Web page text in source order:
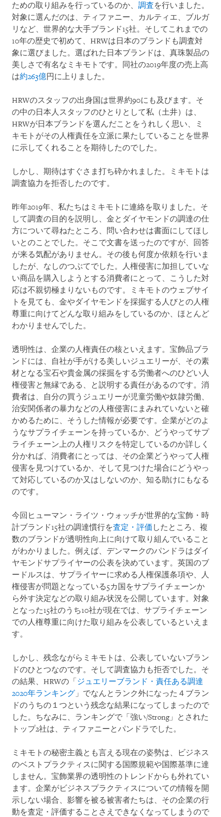
ための取り組みを行っているのか、 調査を行いました。
対象に選んだのは、ティファニー、カルティエ、ブルガ
リなど、世界的な大手ブランド15社。そしてこれまでの
10年の歴史で初めて、HRWは日本のブランドも調査対
象に選びました。選ばれた日本ブランドは、真珠製品の
美しさで有名なミキモトです。同社の2019年度の売上高
は約263億円に上りました。
HRWのスタッフの出身国は世界約90にも及びます。そ
の中の日本人スタッフのひとりとして私（土井）は、
HRWが日本ブランドを選んだことをうれしく思い、ミ
キモトがその人権責任を立派に果たしていることを世界
に示してくれることを期待したのでした。
しかし、期待はすぐさま打ち砕かれました。ミキモトは
調査協力を拒否したのです。
昨年2019年、私たちはミキモトに連絡を取りました。そ
して調査の目的を説明し、金とダイヤモンドの調達の仕
方について尋ねたところ、問い合わせは書面にしてほし
いとのことでした。そこで文書を送ったのですが、回答
が来る気配がありません。その後も何度か依頼を行いま
したが、なしのつぶてでした。人権侵害に加担していな
い商品を購入しようとする消費者にとって、こうした対
応は不親切極まりないものです。ミキモトのウェブサイ
トを見ても、金やダイヤモンドを採掘する人びとの人権
尊重に向けてどんな取り組みをしているのか、ほとんど
わかりませんでした。
透明性は、企業の人権責任の核といえます。宝飾品ブラ
ンドには、自社が手がける美しいジュエリーが、その素
材となる宝石や貴金属の採掘をする労働者へのひどい人
権侵害と無縁である、と説明する責任があるのです。消
費者は、自分の買うジュエリーが児童労働や奴隷労働、
治安関係者の暴力などの人権侵害にまみれていないと確
かめるために、そうした情報が必要です。企業がどのよ
うなサプライチェーンを持っているか、どうやってサプ
ライチェーン上の人権リスクを特定しているのか詳しく
分かれば、消費者にとっては、その企業どうやって人権
侵害を見つけているか、そして見つけた場合にどうやっ
て対応しているのか又はしないのか、知る助けにもなる
のです。
今回ヒューマン・ライツ・ウォッチが世界的な宝飾・時
計ブランド15社の調達慣行を査定・評価 したところ、複
数のブランドが透明性向上に向けて取り組んでいること
がわかりました。例えば、デンマークのパンドラはダイ
ヤモンドサプライヤーの公表を決めています。英国のブ
ードルスは、サプライヤーに求める人権保護条項や、人
権侵害が問題となっている5カ国をサプライチェーンか
ら外す決定などの取り組み状況を公開しています。対象
となった15社のうち10社が現在では、サプライチェーン
での人権尊重に向けた取り組みを公表しているといえま
す。
しかし、残念ながらミキモトは、公表していないブラン
ドのひとつなのです。そして調査協力も拒否でした。そ
の結果、HRWの「 ジュエリーブランド・責任ある調達
2020年ランキング 」でなんとランク外になった４ブラン
ドのうちの１つという残念な結果になってしまったので
した。ちなみに、ランキングで「強い/Strong」とされた
トップ2社は、ティファニーとパンドラでした。
ミキモトの秘密主義とも言える現在の姿勢は、ビジネス
のベストプラクティスに関する国際規範や国際基準に達
しません。宝飾業界の透明性のトレンドからも外れてい
ます。企業がビジネスプラクティスについての情報を開
示しない場合、影響を被る被害者たちは、その企業の行
動を査定・評価することさえできなくなってしまうので